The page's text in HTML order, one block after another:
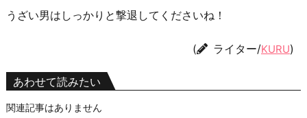
うざい男はしっかりと撃退してくださいね！
( ライター/KURU)
あわせて読みたい
関連記事はありません